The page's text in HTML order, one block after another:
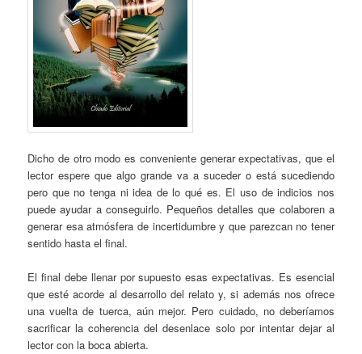
Dicho de otro modo es conveniente generar expectativas, que el
lector espere que algo grande va a suceder o está sucediendo
pero que no tenga ni idea de lo qué es. El uso de indicios nos
puede ayudar a conseguirlo. Pequeños detalles que colaboren a
generar esa atmósfera de incertidumbre y que parezcan no tener
sentido hasta el final.
El final debe llenar por supuesto esas expectativas. Es esencial
que esté acorde al desarrollo del relato y, si además nos ofrece
una vuelta de tuerca, aún mejor. Pero cuidado, no deberíamos
sacrificar la coherencia del desenlace solo por intentar dejar al
lector con la boca abierta.